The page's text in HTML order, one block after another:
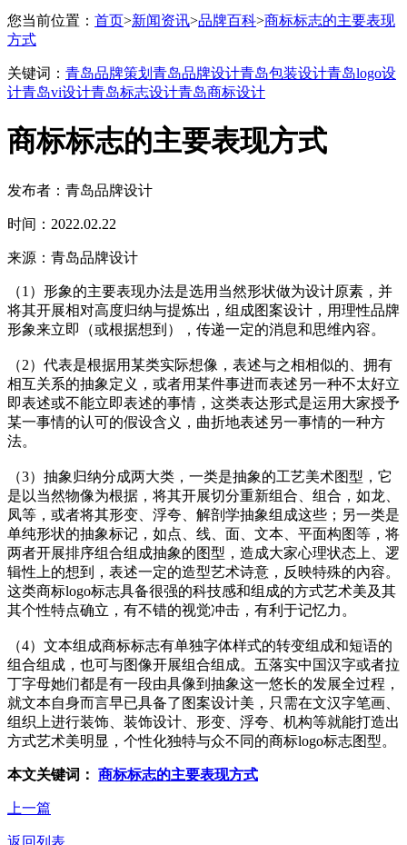
您当前位置： 首页>新闻资讯>品牌百科>商标标志的主要表现
方式
关键词： 青岛品牌策划 青岛品牌设计青岛包装设计青岛logo设
计青岛vi设计青岛标志设计青岛商标设计
商标标志的主要表现方式
发布者：青岛品牌设计
时间：2022.02.22
来源：青岛品牌设计
（1）形象的主要表现办法是选用当然形状做为设计原素，并
将其开展相对高度归纳与提炼出，组成图案设计，用理性品牌
形象来立即（或根据想到），传递一定的消息和思维內容。
（2）代表是根据用某类实际想像，表述与之相相似的、拥有
相互关系的抽象定义，或者用某件事进而表述另一种不太好立
即表述或不能立即表述的事情，这类表达形式是运用大家授予
某一事情的认可的假设含义，曲折地表述另一事情的一种方
法。
（3）抽象归纳分成两大类，一类是抽象的工艺美术图型，它
是以当然物像为根据，将其开展切分重新组合、组合，如龙、
凤等，或者将其形变、浮夸、解剖学抽象组成这些；另一类是
单纯形状的抽象标记，如点、线、面、文本、平面构图等，将
两者开展排序组合组成抽象的图型，造成大家心理状态上、逻
辑性上的想到，表述一定的造型艺术诗意，反映特殊的內容。
这类商标logo标志具备很强的科技感和组成的方式艺术美及其
其个性特点确立，有不错的视觉冲击，有利于记忆力。
（4）文本组成商标标志有单独字体样式的转变组成和短语的
组合组成，也可与图像开展组合组成。五落实中国汉字或者拉
丁字母她们都是有一段由具像到抽象这一悠长的发展全过程，
就文本自身而言早已具备了图案设计美，只需在文汉字笔画、
组织上进行装饰、装饰设计、形变、浮夸、机构等就能打造出
方式艺术美明显，个性化独特与众不同的商标logo标志图型。
本文关键词： 商标标志的主要表现方式
上一篇
返回列表